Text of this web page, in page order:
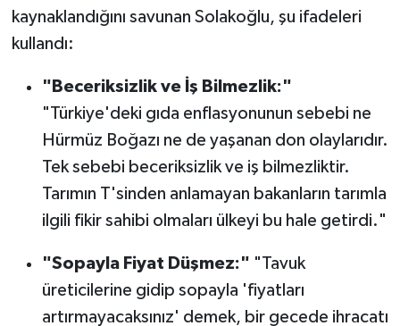
kaynaklandığını savunan Solakoğlu, şu ifadeleri
kullandı:
"Beceriksizlik ve İş Bilmezlik:"
"Türkiye'deki gıda enflasyonunun sebebi ne
Hürmüz Boğazı ne de yaşanan don olaylarıdır.
Tek sebebi beceriksizlik ve iş bilmezliktir.
Tarımın T'sinden anlamayan bakanların tarımla
ilgili fikir sahibi olmaları ülkeyi bu hale getirdi."
"Sopayla Fiyat Düşmez:" "Tavuk
üreticilerine gidip sopayla 'fiyatları
artırmayacaksınız' demek, bir gecede ihracatı